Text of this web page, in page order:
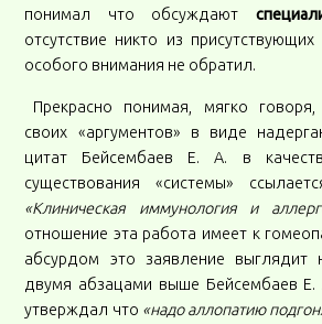
понимал что обсуждают
отсутствие никто из
особого внимания не обратил.
Прекрасно понимая, мягко говоря,
своих «аргументов» в виде
цитат Бейсембаев Е. А. в
существования «системы»
«Клиническая иммунология и
отношение эта работа имеет к
абсурдом это заявление
двумя абзацами выше Бейсембаев Е.
утверждал что «надо аллопатию